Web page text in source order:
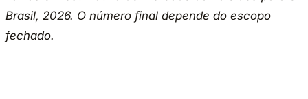
Brasil, 2026. O número final depende do escopo
fechado.